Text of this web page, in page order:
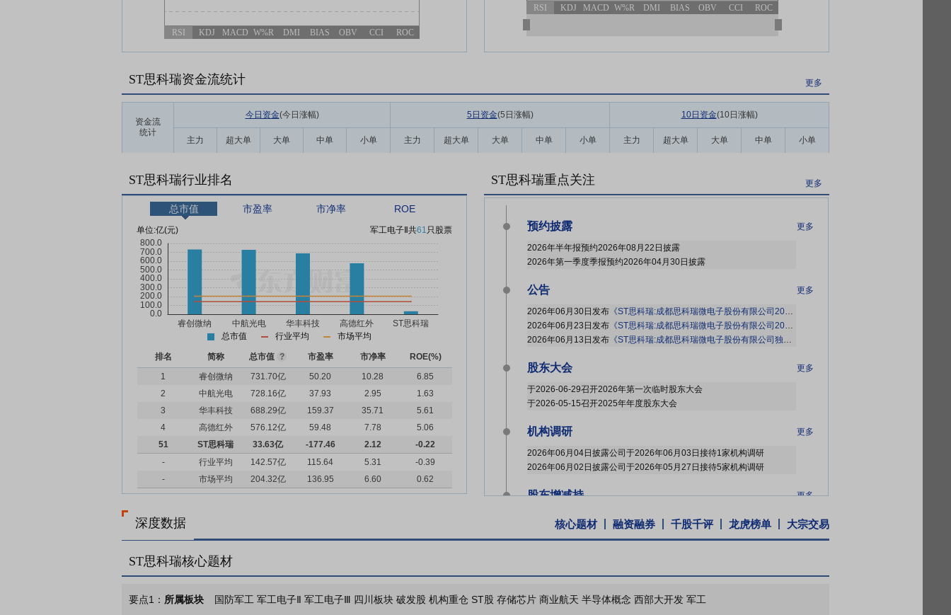
RSI KDJ MACD W%R DMI BIAS OBV CCI ROC
RSI KDJ MACD W%R DMI BIAS OBV CCI ROC
ST思科瑞资金流统计 更多
资金流
统计
今日资金(今日涨幅) 5日资金(5日涨幅) 10日资金(10日涨幅)
主力 超大单 大单 中单 小单 主力 超大单 大单 中单 小单 主力 超大单 大单 中单 小单
ST思科瑞行业排名
总市值 市盈率 市净率 ROE
单位:亿(元) 军工电子Ⅱ 共61只股票
总市值 行业平均 市场平均
排名 简称 总市值 ? 市盈率 市净率
ROE(%)
1
睿创微纳 731.70亿 50.20 10.28
6.85
2
中航光电 728.16亿 37.93 2.95
1.63
3
华丰科技 688.29亿 159.37 35.71
5.61
4
高德红外 576.12亿 59.48 7.78
5.06
51
ST思科瑞 33.63亿 -177.46 2.12
-0.22
-
行业平均 142.57亿 115.64 5.31
-0.39
-
市场平均 204.32亿 136.95 6.60 0.62
ST思科瑞重点关注 更多
预约披露 更多
2026年半年报预约2026年08月22日披露
2026年第一季度季报预约2026年04月30日披露
公告 更多
2026年06月30日发布 《ST思科瑞:成都思科瑞微电子股份有限公司2026年第一次临时股东会决议公告》
2026年06月23日发布 《ST思科瑞:成都思科瑞微电子股份有限公司2026年第一次临时股东会会议资料》
2026年06月13日发布 《ST思科瑞:成都思科瑞微电子股份有限公司独立董事提名人声明与承诺(夏雷)》
股东大会 更多
于2026-06-29召开2026年第一次临时股东大会
于2026-05-15召开2025年年度股东大会
机构调研 更多
2026年06月04日披露公司于2026年06月03日接待1家机构调研
2026年06月02日披露公司于2026年05月27日接待5家机构调研
股东增减持 更多
股东户数
业绩报表
深度数据 核心题材 融资融券 千股千评 龙虎榜单 大宗交易
ST思科瑞核心题材
要点1： 所属板块 国防军工 军工电子Ⅱ 军工电子Ⅲ 四川板块 破发股 机构重仓 ST股 存储芯片 商业航天 半导体概念 西部大开发 军工